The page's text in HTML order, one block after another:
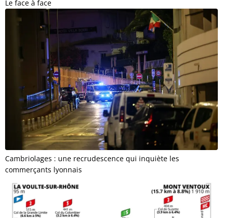
Le face à face
Cambriolages : une recrudescence qui inquiète les
commerçants lyonnais